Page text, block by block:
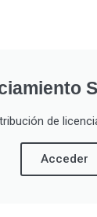
de
Acceder